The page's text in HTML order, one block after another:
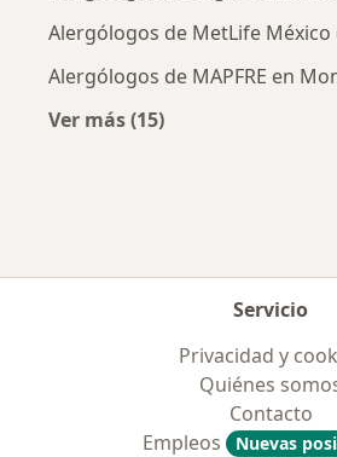
Alergólogos de MetLife
Alergólogos de MAPFRE en
Ver más (15)
Servicio
Privacidad y
Quiénes
Contacto
Empleos
Nuevas